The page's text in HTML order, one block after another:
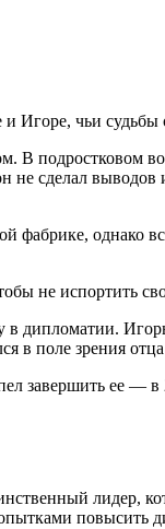
Игоре, чьи судьбы
В подростковом
сделал выводов
фабрике, однако
не испортить
дипломатии.
поле зрения
завершить ее — в
лидер,
повысить